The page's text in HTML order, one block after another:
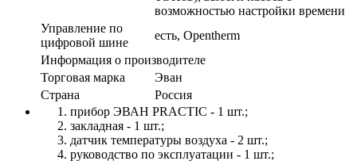
возможностью настройки времени
Управление по
цифровой шине
есть, Opentherm
Информация о производителе
Торговая марка
Эван
Страна
Россия
прибор ЭВАН PRACTIC - 1 шт.;
закладная - 1 шт.;
датчик температуры воздуха - 2 шт.;
руководство по эксплуатации - 1 шт.;